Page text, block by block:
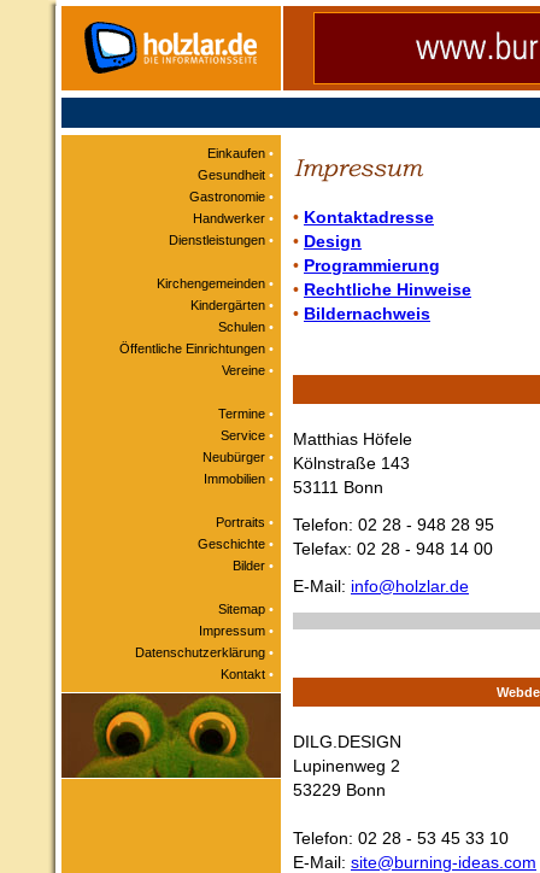
Einkaufen •
Gesundheit •
Gastronomie •
Handwerker •
Dienstleistungen •
Kirchengemeinden •
Kindergärten •
Schulen •
Öffentliche Einrichtungen •
Vereine •
Termine •
Service •
Neubürger •
Immobilien •
Portraits •
Geschichte •
Bilder •
Sitemap •
Impressum •
Datenschutzerklärung •
Kontakt •
• Kontaktadresse
• Design
• Programmierung
• Rechtliche Hinweise
• Bildernachweis
Matthias Höfele
Kölnstraße 143
53111 Bonn
Telefon: 02 28 - 948 28 95
Telefax: 02 28 - 948 14 00
E-Mail: info@holzlar.de
DILG.DESIGN
Lupinenweg 2
53229 Bonn
Telefon: 02 28 - 53 45 33 10
E-Mail: site@burning-ideas.com